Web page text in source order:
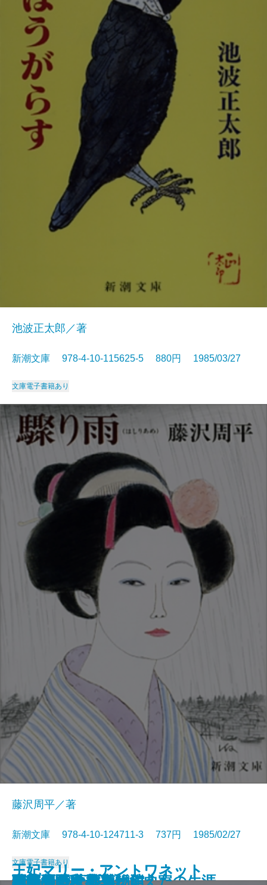
錦繍
天北原野〔上〕
天北原野〔下〕
バッハ―カラー版作曲家の生涯―
王妃マリー・アントワネット
王妃マリー・アントワネット
破船
もう一つの出会い
あほうがらす
池波正太郎／著
新潮文庫 978-4-10-115625-5 880円 1985/03/27
文庫電子書籍あり
驟り雨
藤沢周平／著
新潮文庫 978-4-10-124711-3 737円 1985/02/27
文庫電子書籍あり
できそこない博物館
キャリー
夜光の階段〔上〕
夜光の階段〔下〕
ミステリー列車が消えた
鹿鳴館
真昼の悪魔
私の美の世界
日本のたくみ
開幕ベルは華やかに